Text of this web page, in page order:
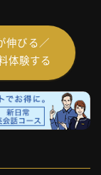
伸びる／
体験する